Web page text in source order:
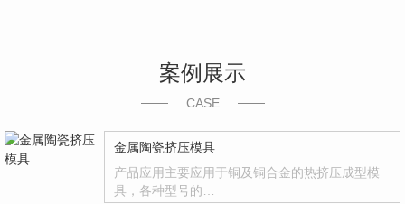
案例展示
CASE
金属陶瓷挤压模具
产品应用主要应用于铜及铜合金的热挤压成型模
具，各种型号的…